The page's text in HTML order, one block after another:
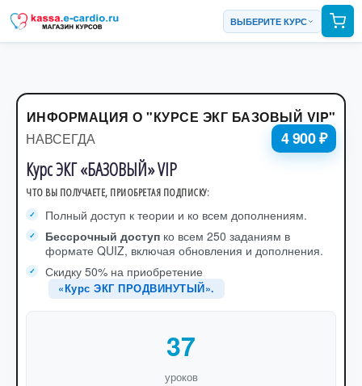
ВЫБЕРИТЕ КУРС
ИНФОРМАЦИЯ О "КУРСЕ ЭКГ БАЗОВЫЙ VIP"
НАВСЕГДА
4 900 ₽
Курс ЭКГ «БАЗОВЫЙ» VIP
ЧТО ВЫ ПОЛУЧАЕТЕ, ПРИОБРЕТАЯ ПОДПИСКУ:
Полный доступ к теории и ко всем дополнениям.
Бессрочный доступ ко всем 250 заданиям в
формате QUIZ, включая обновления и дополнения.
Скидку 50% на приобретение
«Курс ЭКГ ПРОДВИНУТЫЙ».
37
уроков